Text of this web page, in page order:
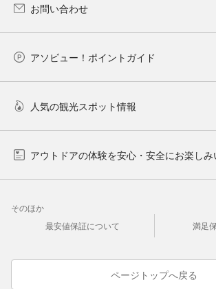
お問い合わせ
アソビュー！ポイントガイド
人気の観光スポット情報
アウトドアの体験を安心・安全にお楽し
そのほか
最安値保証について
満足
ページトップへ戻る